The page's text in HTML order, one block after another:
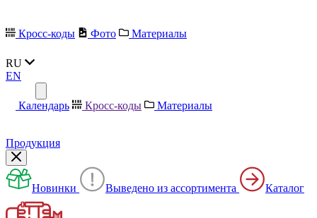
Кросс-коды Фото Материалы
RU
EN
Календарь Кросс-коды Материалы
Продукция
Новинки Выведено из ассортимента Каталог